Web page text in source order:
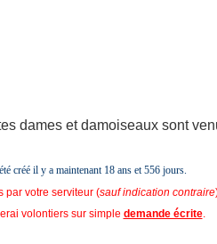
dames et damoiseaux sont
créé il y a maintenant 18 ans et 556 jours.
par votre serviteur (sauf indication contraire
volontiers sur simple demande écrite.